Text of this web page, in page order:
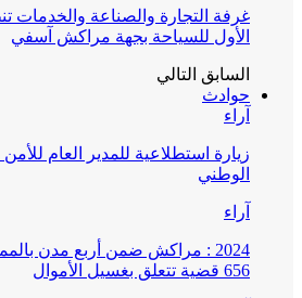
غرفة التجارة والصناعة والخدمات
الأول للسياحة بجهة مراكش آسفي
السابق التالي
حوادث
آراء
زيارة استطلاعية للمدير العام
الوطني
آراء
2024 : مراكش ضمن أربع مدن
656 قضية تتعلق بغسيل الأموال